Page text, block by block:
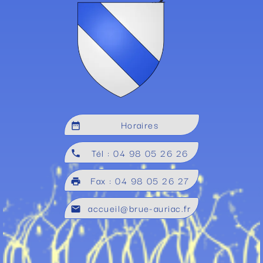
date_range Horaires
local_phone Tél : 04 98 05 26 26
local_printshop Fax : 04 98 05 26 27
mail accueil@brue-auriac.fr